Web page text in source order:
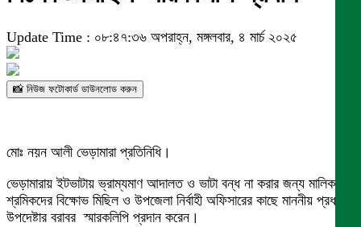
Update Time : ০৮:৪৭:৩৬ অপরাহ্ন, মঙ্গলবার, ৪ মার্চ ২০২৫
📸 নিউজ ফটোকার্ড ডাউনলোড করুন
মোঃ নয়ন আলী ভেড়ামারা প্রতিনিধি।
ভেড়ামারায় ইটভাটায় ভ্রাম্যমাণ আদালত ও ভাটা বন্ধ না করার জন্য মালিক
শ্রমিকদের বিক্ষোভ মিছিল ও উপজেলা নির্বাহী অফিসারের কাছে মাননীয় প্রধান
উপদেষ্টার বরাবর স্মারকলিপি প্রদান করেন।